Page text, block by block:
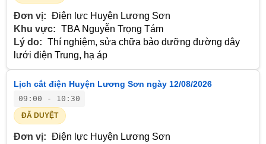
Đơn vị: Điện lực Huyện Lương Sơn
Khu vực: TBA Nguyễn Trọng Tám
Lý do: Thí nghiệm, sửa chữa bảo dưỡng đường dây
lưới điện Trung, hạ áp
Lịch cắt điện Huyện Lương Sơn ngày 12/08/2026
09:00 - 10:30
ĐÃ DUYỆT
Đơn vị: Điện lực Huyện Lương Sơn